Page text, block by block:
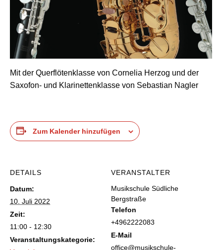
Mit der Querflötenklasse von Cornelia Herzog und der
Saxofon- und Klarinettenklasse von Sebastian Nagler
Zum Kalender hinzufügen
DETAILS
Datum:
10. Juli 2022
Zeit:
11:00 - 12:30
Veranstaltungskategorie:
VERANSTALTER
Musikschule Südliche
Bergstraße
Telefon
+4962222083
E-Mail
office@musikschule-